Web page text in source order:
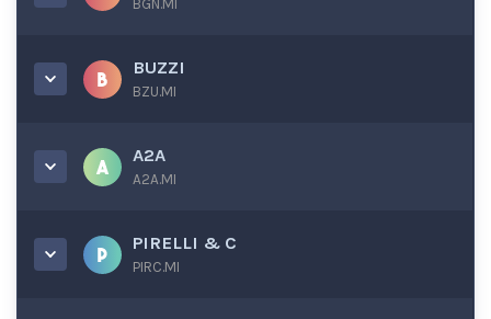
BGN.MI
BUZZI
BZU.MI
A2A
A2A.MI
PIRELLI & C
PIRC.MI